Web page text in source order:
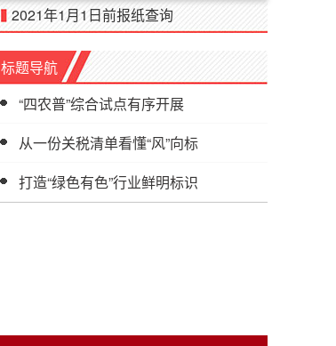
2021年1月1日前报纸查询
标题导航
“四农普”综合试点有序开展
从一份关税清单看懂“风”向标
打造“绿色有色”行业鲜明标识